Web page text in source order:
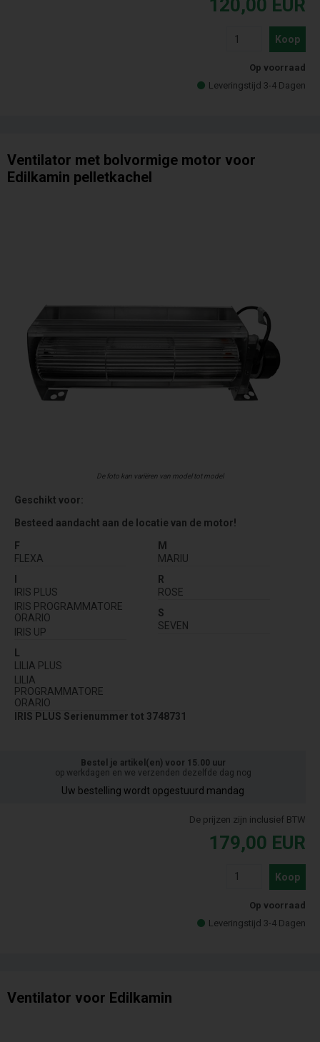
120,00 EUR
Koop
Op voorraad
Leveringstijd 3-4 Dagen
Ventilator met bolvormige motor voor
Edilkamin pelletkachel
De foto kan variëren van model tot model
Geschikt voor:
Besteed aandacht aan de locatie van de motor!
F
FLEXA
I
IRIS PLUS
IRIS PROGRAMMATORE
ORARIO
IRIS UP
L
LILIA PLUS
LILIA
PROGRAMMATORE
ORARIO
M
MARIU
R
ROSE
S
SEVEN
IRIS PLUS Serienummer tot 3748731
Bestel je artikel(en) voor 15.00 uur
op werkdagen en we verzenden dezelfde dag nog
Uw bestelling wordt opgestuurd mandag
De prijzen zijn inclusief BTW
179,00 EUR
Koop
Op voorraad
Leveringstijd 3-4 Dagen
Ventilator voor Edilkamin